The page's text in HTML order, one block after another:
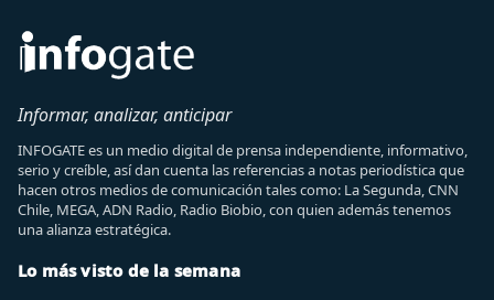
Informar, analizar, anticipar
INFOGATE es un medio digital de prensa independiente, informativo,
serio y creíble, así dan cuenta las referencias a notas periodística que
hacen otros medios de comunicación tales como: La Segunda, CNN
Chile, MEGA, ADN Radio, Radio Biobio, con quien además tenemos
una alianza estratégica.
Lo más visto de la semana